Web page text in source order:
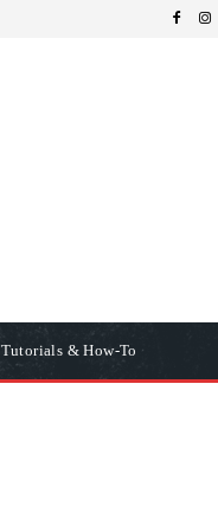
Tutorials & How-To